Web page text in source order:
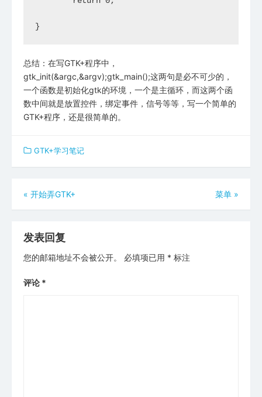
}
总结：在写GTK+程序中，
gtk_init(&argc,&argv);gtk_main();这两句是必不可少的，
一个函数是初始化gtk的环境，一个是主循环，而这两个函
数中间就是放置控件，绑定事件，信号等等，写一个简单的
GTK+程序，还是很简单的。
GTK+学习笔记
文
章
导
航
« 开始弄GTK+ 菜单 »
发表回复
您的邮箱地址不会被公开。 必填项已用 * 标注
评论 *